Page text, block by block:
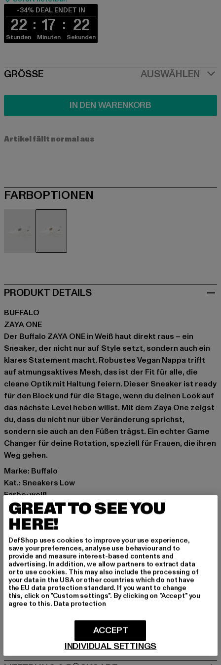
-34% DEAL ENDET IN
22
Stunden
17
Minuten
21
Sekunden
SIZE
GRÖSSE AUSWÄHLEN
IN DEN WARENKORB
Artikel fällt normal aus
FARBOPTIONEN
PRODUKT DETAILS
BUFFALO
ZAYA ONE
Der Buffalo ZAYA ONE in Weiß haut direkt raus – ein
Sneaker, der nicht nur auf Style setzt, sondern auch ein
klares Statement macht. Robustes Vegan Nappa trifft
auf atmungsaktives Mesh, das ist der Fit für alle, die
cleane Optik mit Haltung feiern. Dieser Sneaker ist ready
für den Block und für die Stage, wenn du deinen Look auf
das nächste Level heben willst. Mit dem Zaya One zeigst
du, dass du nicht nur über Veränderung sprichst,
sondern sie auch an den Füßen trägst. Ein echter Game
Changer für deine Rotation, speziell für Frauen, die ihren
Weg gehen.
Marke: Buffalo
Kat.: Sneakers Low
Farbe: weiß
Hersteller Farbe: cream/gold
Obermaterial: sonstiges Material
Innenfutter: Textil
Art.Nr: PD00015630-14454
Hersteller: Buffalo Boots GmbH |service-de@buffalo-
boots.com
Schanzenstraße 41 | 51063 Köln | DE
GRÖSSE & PASSFORM
PFLEGEHINWEISE
GREAT TO SEE YOU
HERE!
DefShop uses cookies to improve your use experience,
save your preferences, analyse use behaviour and to
provide and measure interest-based contents and
advertising. In addition, we allow partners to extract data
or to use cookies. This may also include the processing of
your data in the USA or other countries which do not have
the EU data protection standard. If you want to change
this, click on "Custom settings". By clicking on "Accept" you
agree to this. Data protection
INDIVIDUAL SETTINGS
ACCEPT